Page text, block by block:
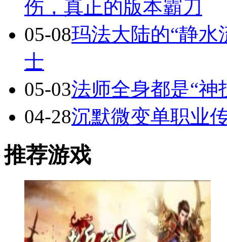
伤，真正的版本霸刀
05-08玛法大陆的“静
士
05-03法师全身都是“神
04-28沉默微变单职业
推荐游戏